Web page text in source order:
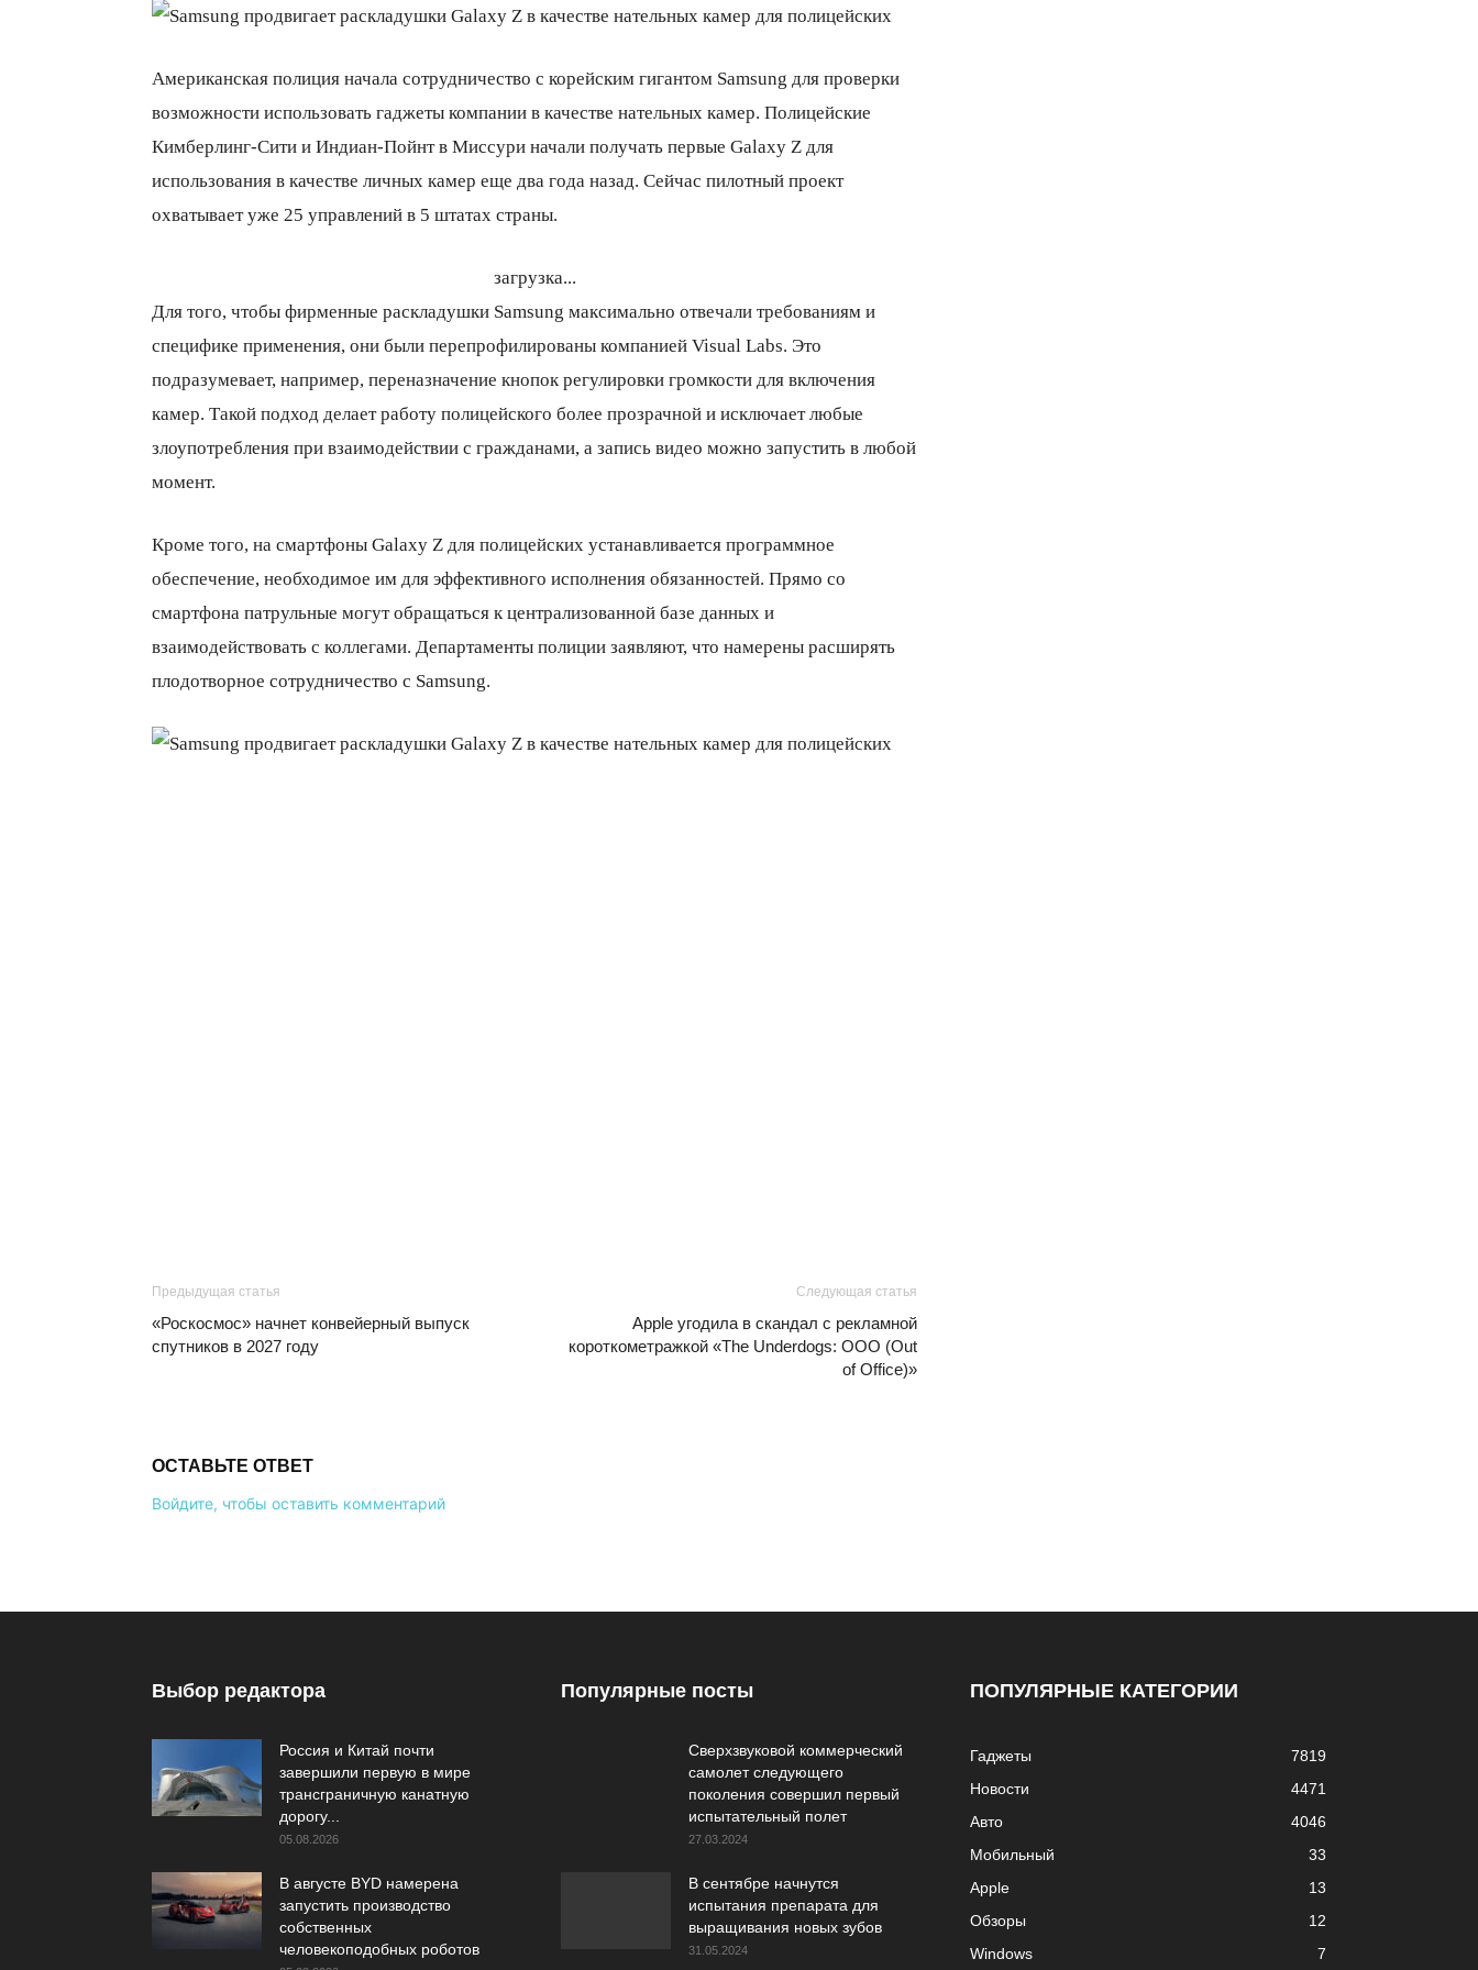
Американская полиция начала сотрудничество с корейским гигантом Samsung для проверки
возможности использовать гаджеты компании в качестве нательных камер. Полицейские
Кимберлинг-Сити и Индиан-Пойнт в Миссури начали получать первые Galaxy Z для
использования в качестве личных камер еще два года назад. Сейчас пилотный проект
охватывает уже 25 управлений в 5 штатах страны.
загрузка...
Для того, чтобы фирменные раскладушки Samsung максимально отвечали требованиям и
специфике применения, они были перепрофилированы компанией Visual Labs. Это
подразумевает, например, переназначение кнопок регулировки громкости для включения
камер. Такой подход делает работу полицейского более прозрачной и исключает любые
злоупотребления при взаимодействии с гражданами, а запись видео можно запустить в любой
момент.
Кроме того, на смартфоны Galaxy Z для полицейских устанавливается программное
обеспечение, необходимое им для эффективного исполнения обязанностей. Прямо со
смартфона патрульные могут обращаться к централизованной базе данных и
взаимодействовать с коллегами. Департаменты полиции заявляют, что намерены расширять
плодотворное сотрудничество с Samsung.
Предыдущая статья
«Роскосмос» начнет конвейерный выпуск
спутников в 2027 году
Следующая статья
Apple угодила в скандал с рекламной
короткометражкой «The Underdogs: OOO (Out
of Office)»
ОСТАВЬТЕ ОТВЕТ
Войдите, чтобы оставить комментарий
Выбор редактора
Россия и Китай почти
завершили первую в мире
трансграничную канатную
дорогу...
05.08.2026
В августе BYD намерена
запустить производство
собственных
человекоподобных роботов
Популярные посты
Сверхзвуковой коммерческий
самолет следующего
поколения совершил первый
испытательный полет
27.03.2024
В сентябре начнутся
испытания препарата для
выращивания новых зубов
31.05.2024
ПОПУЛЯРНЫЕ КАТЕГОРИИ
Гаджеты
7819
Новости
4471
Авто
4046
Мобильный
33
Apple
13
Обзоры
12
Windows
7